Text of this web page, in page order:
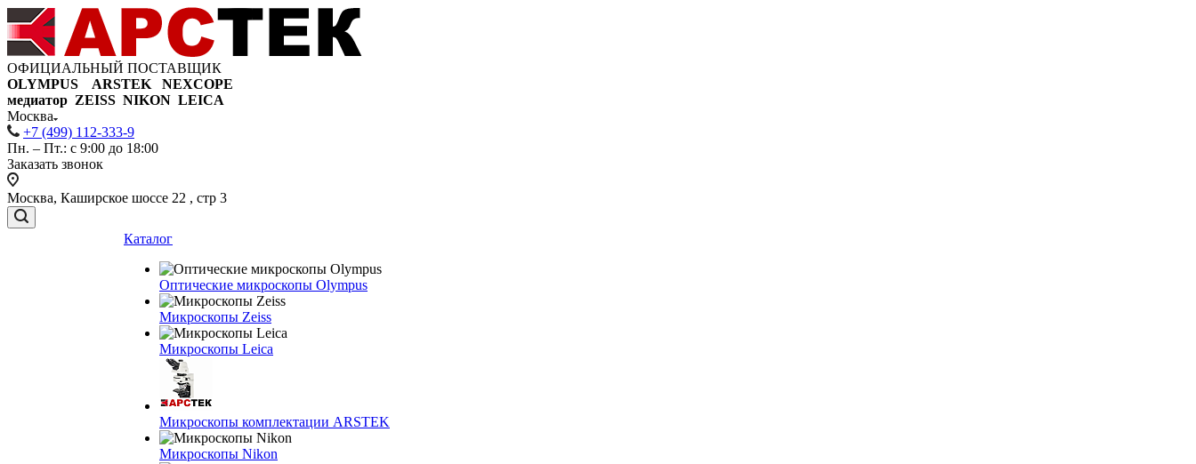
ОФИЦИАЛЬНЫЙ ПОСТАВЩИК
OLYMPUS ARSTEK NEXCOPE
медиатор ZEISS NIKON LEICA
Москва
+7 (499) 112-333-9
Пн. – Пт.: с 9:00 до 18:00
Заказать звонок
Москва, Каширское шоссе 22 , стр 3
Каталог
Оптические микроскопы Olympus
Микроскопы Zeiss
Микроскопы Leica
Микроскопы комплектации ARSTEK
Микроскопы Nikon